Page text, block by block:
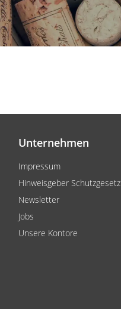
Unternehmen
Impressum
Hinweisgeber Schutzgesetz
Newsletter
Jobs
Unsere Kontore